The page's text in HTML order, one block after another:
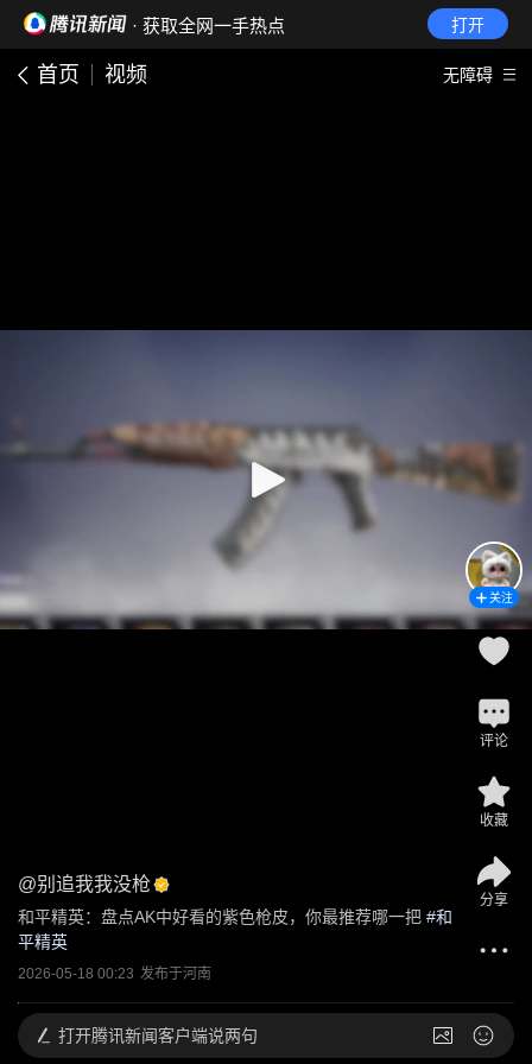
· 获取全网一手热点 打开
首页 视频 无障碍
@别追我我没枪
和平精英：盘点AK中好看的紫色枪皮，你最推荐哪一把 #和
平精英
2026-05-18 00:23 发布于河南
关注
评论
收藏
分享
打开腾讯新闻客户端说两句